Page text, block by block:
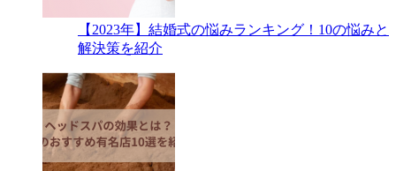
【2023年】結婚式の悩みランキング！10の悩みと
解決策を紹介